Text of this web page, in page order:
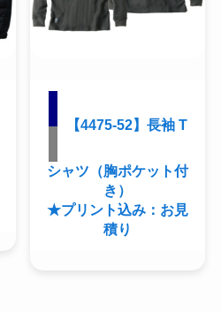
【4475-52】長袖 T
シャツ（胸ポケット付
き）
★プリント込み：お見
積り